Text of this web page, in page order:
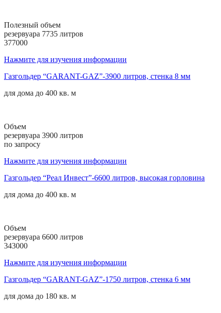
Полезный объем
резервуара 7735 литров
377000
Нажмите для изучения информации
Газгольдер “GARANT-GAZ”-3900 литров, стенка 8 мм
для дома до 400 кв. м
Объем
резервуара 3900 литров
по запросу
Нажмите для изучения информации
Газгольдер “Реал Инвест”-6600 литров, высокая горловина
для дома до 400 кв. м
Объем
резервуара 6600 литров
343000
Нажмите для изучения информации
Газгольдер “GARANT-GAZ”-1750 литров, стенка 6 мм
для дома до 180 кв. м